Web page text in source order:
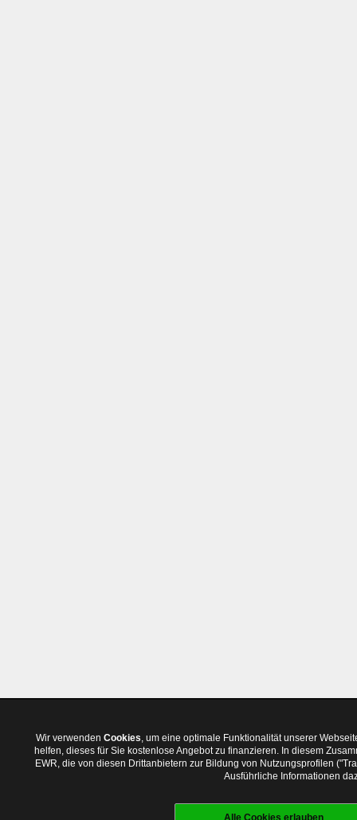
Wir verwenden Cookies, um eine optimale Funktionalität unserer
helfen, dieses für Sie kostenlose Angebot zu finanzieren. In diesem
EWR, die von diesen Drittanbietern zur Bildung von Nutzungsprofilen
Ausführliche Informationen
Alle Cookies erlauben